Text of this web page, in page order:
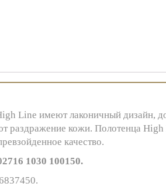
Line имеют лаконичный дизайн,
раздражение кожи. Полотенца
качество.
1030 100150.